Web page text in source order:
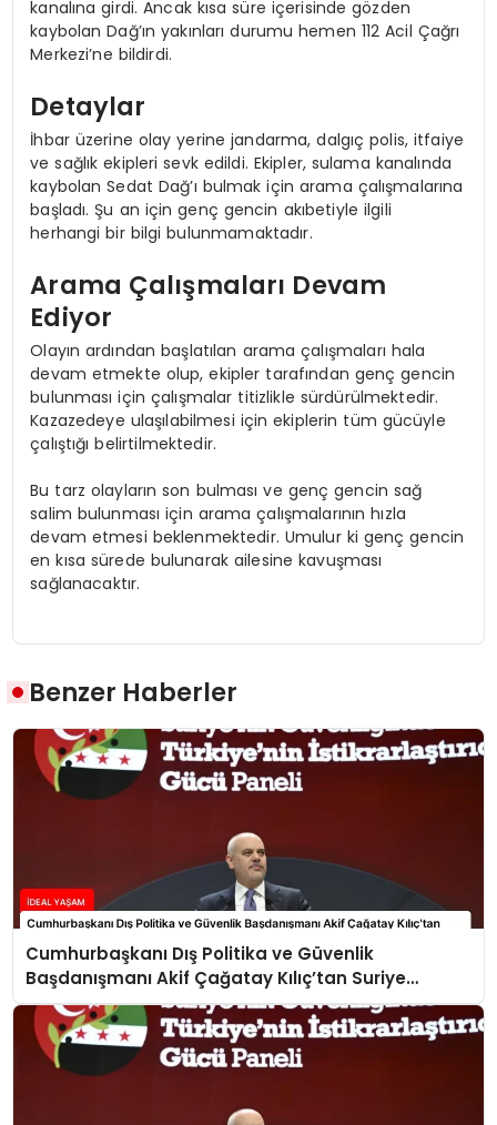
kanalına girdi. Ancak kısa süre içerisinde gözden
kaybolan Dağ’ın yakınları durumu hemen 112 Acil Çağrı
Merkezi’ne bildirdi.
Detaylar
İhbar üzerine olay yerine jandarma, dalgıç polis, itfaiye
ve sağlık ekipleri sevk edildi. Ekipler, sulama kanalında
kaybolan Sedat Dağ’ı bulmak için arama çalışmalarına
başladı. Şu an için genç gencin akıbetiyle ilgili
herhangi bir bilgi bulunmamaktadır.
Arama Çalışmaları Devam
Ediyor
Olayın ardından başlatılan arama çalışmaları hala
devam etmekte olup, ekipler tarafından genç gencin
bulunması için çalışmalar titizlikle sürdürülmektedir.
Kazazedeye ulaşılabilmesi için ekiplerin tüm gücüyle
çalıştığı belirtilmektedir.
Bu tarz olayların son bulması ve genç gencin sağ
salim bulunması için arama çalışmalarının hızla
devam etmesi beklenmektedir. Umulur ki genç gencin
en kısa sürede bulunarak ailesine kavuşması
sağlanacaktır.
Benzer Haberler
Cumhurbaşkanı Dış Politika ve Güvenlik
Başdanışmanı Akif Çağatay Kılıç’tan Suriye
Panelinde Önemli Açıklamalar